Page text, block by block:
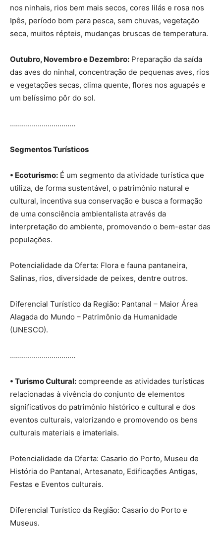
nos ninhais, rios bem mais secos, cores lilás e rosa nos
Ipês, período bom para pesca, sem chuvas, vegetação
seca, muitos répteis, mudanças bruscas de temperatura.
Outubro, Novembro e Dezembro: Preparação da saída
das aves do ninhal, concentração de pequenas aves, rios
e vegetações secas, clima quente, flores nos aguapés e
um belíssimo pôr do sol.
……………………………
Segmentos Turísticos
• Ecoturismo: É um segmento da atividade turística que
utiliza, de forma sustentável, o patrimônio natural e
cultural, incentiva sua conservação e busca a formação
de uma consciência ambientalista através da
interpretação do ambiente, promovendo o bem-estar das
populações.
Potencialidade da Oferta: Flora e fauna pantaneira,
Salinas, rios, diversidade de peixes, dentre outros.
Diferencial Turístico da Região: Pantanal – Maior Área
Alagada do Mundo – Patrimônio da Humanidade
(UNESCO).
……………………………
• Turismo Cultural: compreende as atividades turísticas
relacionadas à vivência do conjunto de elementos
significativos do patrimônio histórico e cultural e dos
eventos culturais, valorizando e promovendo os bens
culturais materiais e imateriais.
Potencialidade da Oferta: Casario do Porto, Museu de
História do Pantanal, Artesanato, Edificações Antigas,
Festas e Eventos culturais.
Diferencial Turístico da Região: Casario do Porto e
Museus.